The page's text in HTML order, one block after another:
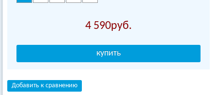
4 590
Добавить к сравнению